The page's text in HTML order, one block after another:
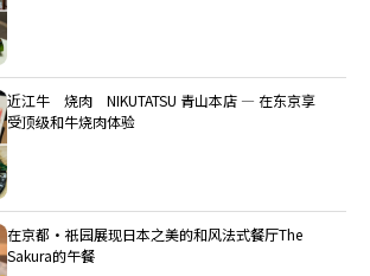
近江牛 烧肉 NIKUTATSU 青山本店 ― 在东京享
受顶级和牛烧肉体验
在京都・祇园展现日本之美的和风法式餐厅The
Sakura的午餐